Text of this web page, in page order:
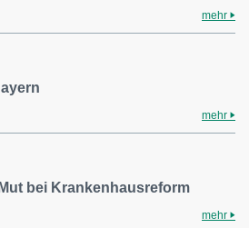
mehr
mehr
bei Krankenhausreform
mehr